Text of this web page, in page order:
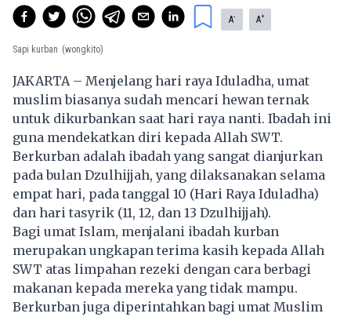
A- A+
Sapi kurban (wongkito)
JAKARTA – Menjelang hari raya Iduladha, umat
muslim biasanya sudah mencari hewan ternak
untuk dikurbankan saat hari raya nanti. Ibadah ini
guna mendekatkan diri kepada Allah SWT.
Berkurban adalah ibadah yang sangat dianjurkan
pada bulan Dzulhijjah, yang dilaksanakan selama
empat hari, pada tanggal 10 (Hari Raya Iduladha)
dan hari tasyrik (11, 12, dan 13 Dzulhijjah).
Bagi umat Islam, menjalani ibadah kurban
merupakan ungkapan terima kasih kepada Allah
SWT atas limpahan rezeki dengan cara berbagi
makanan kepada mereka yang tidak mampu.
Berkurban juga diperintahkan bagi umat Muslim